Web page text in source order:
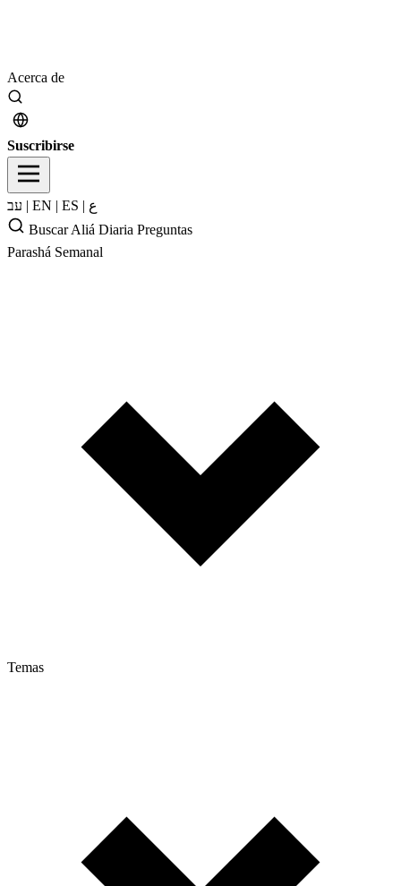
Acerca de
Suscribirse
| EN | ES | ع
BuscarAliá Diaria Preguntas
Parashá Semanal
Temas